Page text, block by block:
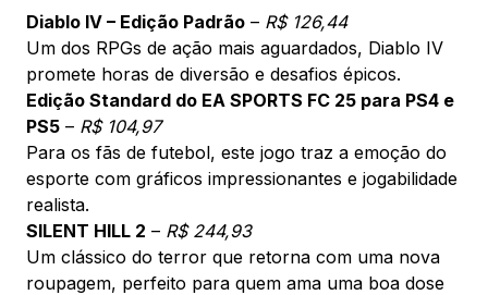
Diablo IV – Edição Padrão – R$ 126,44
Um dos RPGs de ação mais aguardados, Diablo IV
promete horas de diversão e desafios épicos.
Edição Standard do EA SPORTS FC 25 para PS4 e
PS5 – R$ 104,97
Para os fãs de futebol, este jogo traz a emoção do
esporte com gráficos impressionantes e jogabilidade
realista.
SILENT HILL 2 – R$ 244,93
Um clássico do terror que retorna com uma nova
roupagem, perfeito para quem ama uma boa dose